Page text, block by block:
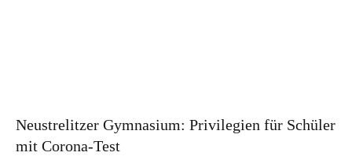
Neustrelitzer Gymnasium: Privilegien für Schüler
mit Corona-Test